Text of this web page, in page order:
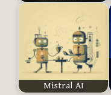
Mistral AI